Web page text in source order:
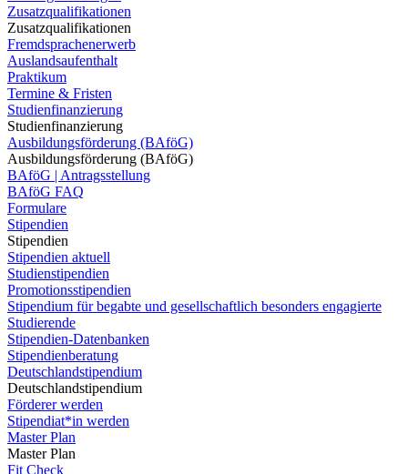
Zusatzqualifikationen
Zusatzqualifikationen
Fremdsprachenerwerb
Auslandsaufenthalt
Praktikum
Termine & Fristen
Studienfinanzierung
Studienfinanzierung
Ausbildungsförderung (BAföG)
Ausbildungsförderung (BAföG)
BAföG | Antragsstellung
BAföG FAQ
Formulare
Stipendien
Stipendien
Stipendien aktuell
Studienstipendien
Promotionsstipendien
Stipendium für begabte und gesellschaftlich besonders engagierte
Studierende
Stipendien-Datenbanken
Stipendienberatung
Deutschlandstipendium
Deutschlandstipendium
Förderer werden
Stipendiat*in werden
Master Plan
Master Plan
Fit Check